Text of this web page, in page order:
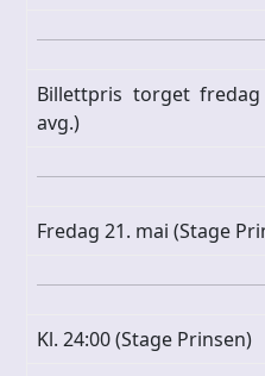
Billettpris torget
avg.)
Fredag 21. mai (Stage
Kl. 24:00 (Stage Prinsen)